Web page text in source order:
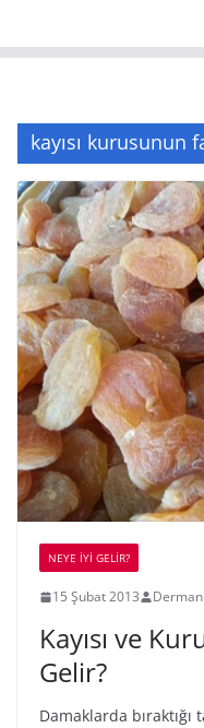
kayısı kurusunun
NEYE İYİ GELİR?
15 Şubat 2013 Derman
Kayısı ve
Gelir?
Damaklarda bıraktığı